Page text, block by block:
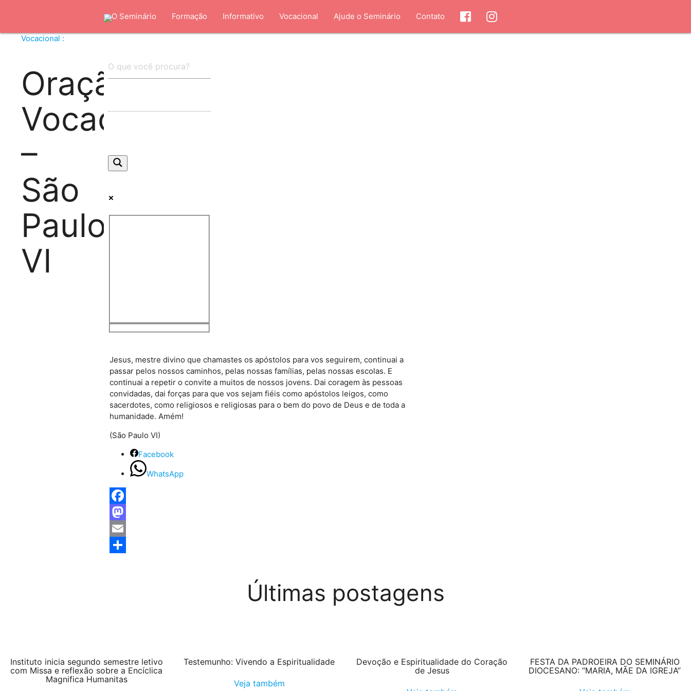
O Seminário Formação Informativo Vocacional Ajude o Seminário Contato
Vocacional :
Oração
Vocacional
–
São
Paulo
VI
Jesus, mestre divino que chamastes os apóstolos para vos seguirem, continuai a
passar pelos nossos caminhos, pelas nossas famílias, pelas nossas escolas. E
continuai a repetir o convite a muitos de nossos jovens. Dai coragem às pessoas
convidadas, dai forças para que vos sejam fiéis como apóstolos leigos, como
sacerdotes, como religiosos e religiosas para o bem do povo de Deus e de toda a
humanidade. Amém!
(São Paulo VI)
Facebook
WhatsApp
Facebook
Mastodon
Email
Últimas postagens
Instituto inicia segundo semestre letivo
com Missa e reflexão sobre a Encíclica
Magnifica Humanitas
Testemunho: Vivendo a Espiritualidade
Veja também
Devoção e Espiritualidade do Coração
de Jesus
FESTA DA PADROEIRA DO SEMINÁRIO
DIOCESANO: “MARIA, MÃE DA IGREJA”